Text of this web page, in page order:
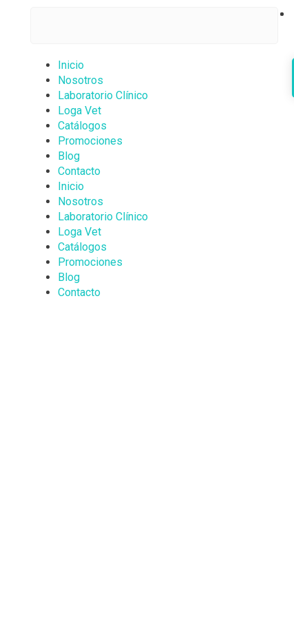
Inicio
Nosotros
Laboratorio Clínico
Loga Vet
Catálogos
Promociones
Blog
Contacto
Inicio
Nosotros
Laboratorio Clínico
Loga Vet
Catálogos
Promociones
Blog
Contacto